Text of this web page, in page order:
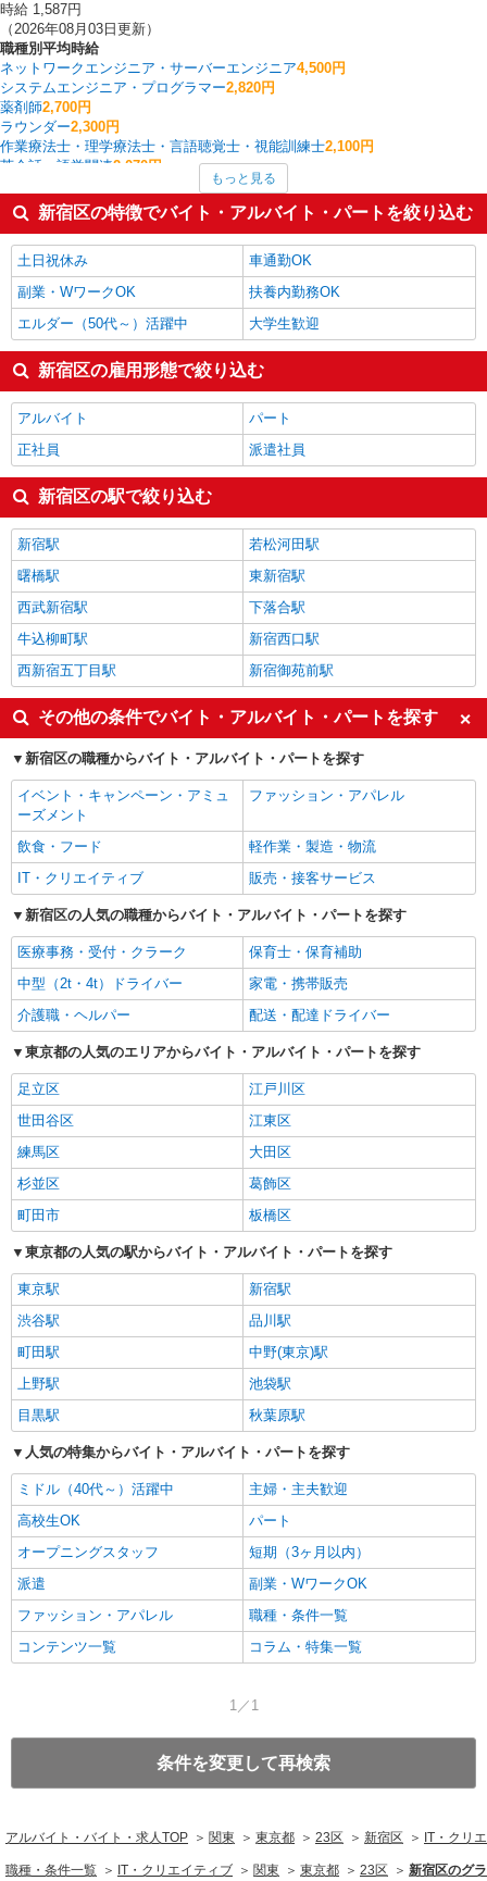
時給 1,587円
（2026年08月03日更新）
職種別平均時給
ネットワークエンジニア・サーバーエンジニア4,500円
システムエンジニア・プログラマー2,820円
薬剤師2,700円
ラウンダー2,300円
作業療法士・理学療法士・言語聴覚士・視能訓練士2,100円
英会話・語学関連2,070円
2,067円
研究開発・分析評価2,000円
建築・土木・設備2,000円
電気・ガス・水道工事/設備工事2,000円
新宿区の他の職種の平均時給を見る
もっと見る
新宿区の特徴でバイト・アルバイト・パートを絞り込む
土日祝休み
車通勤OK
副業・WワークOK
扶養内勤務OK
エルダー（50代～）活躍中
大学生歓迎
新宿区の雇用形態で絞り込む
アルバイト
パート
正社員
派遣社員
新宿区の駅で絞り込む
新宿駅
若松河田駅
曙橋駅
東新宿駅
西武新宿駅
下落合駅
牛込柳町駅
新宿西口駅
西新宿五丁目駅
新宿御苑前駅
その他の条件でバイト・アルバイト・パートを探す
新宿区の職種からバイト・アルバイト・パートを探す
イベント・キャンペーン・アミュ
ーズメント
ファッション・アパレル
飲食・フード
軽作業・製造・物流
IT・クリエイティブ
販売・接客サービス
新宿区の人気の職種からバイト・アルバイト・パートを探す
医療事務・受付・クラーク
保育士・保育補助
中型（2t・4t）ドライバー
家電・携帯販売
介護職・ヘルパー
配送・配達ドライバー
東京都の人気のエリアからバイト・アルバイト・パートを探す
足立区
江戸川区
世田谷区
江東区
練馬区
大田区
杉並区
葛飾区
町田市
板橋区
東京都の人気の駅からバイト・アルバイト・パートを探す
東京駅
新宿駅
渋谷駅
品川駅
町田駅
中野(東京)駅
上野駅
池袋駅
目黒駅
秋葉原駅
人気の特集からバイト・アルバイト・パートを探す
ミドル（40代～）活躍中
主婦・主夫歓迎
高校生OK
パート
オープニングスタッフ
短期（3ヶ月以内）
派遣
副業・WワークOK
ファッション・アパレル
職種・条件一覧
コンテンツ一覧
コラム・特集一覧
1／1
条件を変更して再検索
アルバイト・バイト・求人TOP 関東 東京都 23区 新宿区 IT・クリ
職種・条件一覧 IT・クリエイティブ 関東 東京都 23区 新宿区のグ